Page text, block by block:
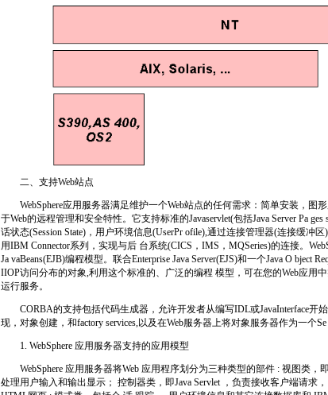
二、支持Web站点
WebSphere应用服务器满足维护一个Web站点的任何需求：简单安装，图
于Web的远程管理和安全特性。它支持标准的Javaservlet(包括Java Server Pa
话状态(Session State)，用户环境信息(UserPr ofile),通过连接管理器(连接缓冲
用IBM Connector系列，实现与后 台系统(CICS，IMS，MQSeries)的连接。
Ja vaBeans(EJB)编程模型。联合Enterprise Java Server(EJS)和一个Java O bject
IIOP访问分布的对象,利用这个标准的、广泛的编程 模型，可在您的Web应用
运行服务。
CORBA的支持包括代码生成器，允许开发者从编写IDL或JavaInterface开始
现，对象创建，和factory services,以及在Web服务器上将对象服务器作为一个Se
1. WebSphere 应用服务器支持的应用模型
WebSphere 应用服务器将Web 应用程序划分为三种类型的部件 : 视图类，
处理用户输入和输出显示； 控制器类，即Java Servlet ，负责接收客户端请求